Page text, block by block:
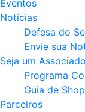
Eventos
Notícias
Defesa do
Envie sua
Seja um Associado
Programa
Guia de
Parceiros